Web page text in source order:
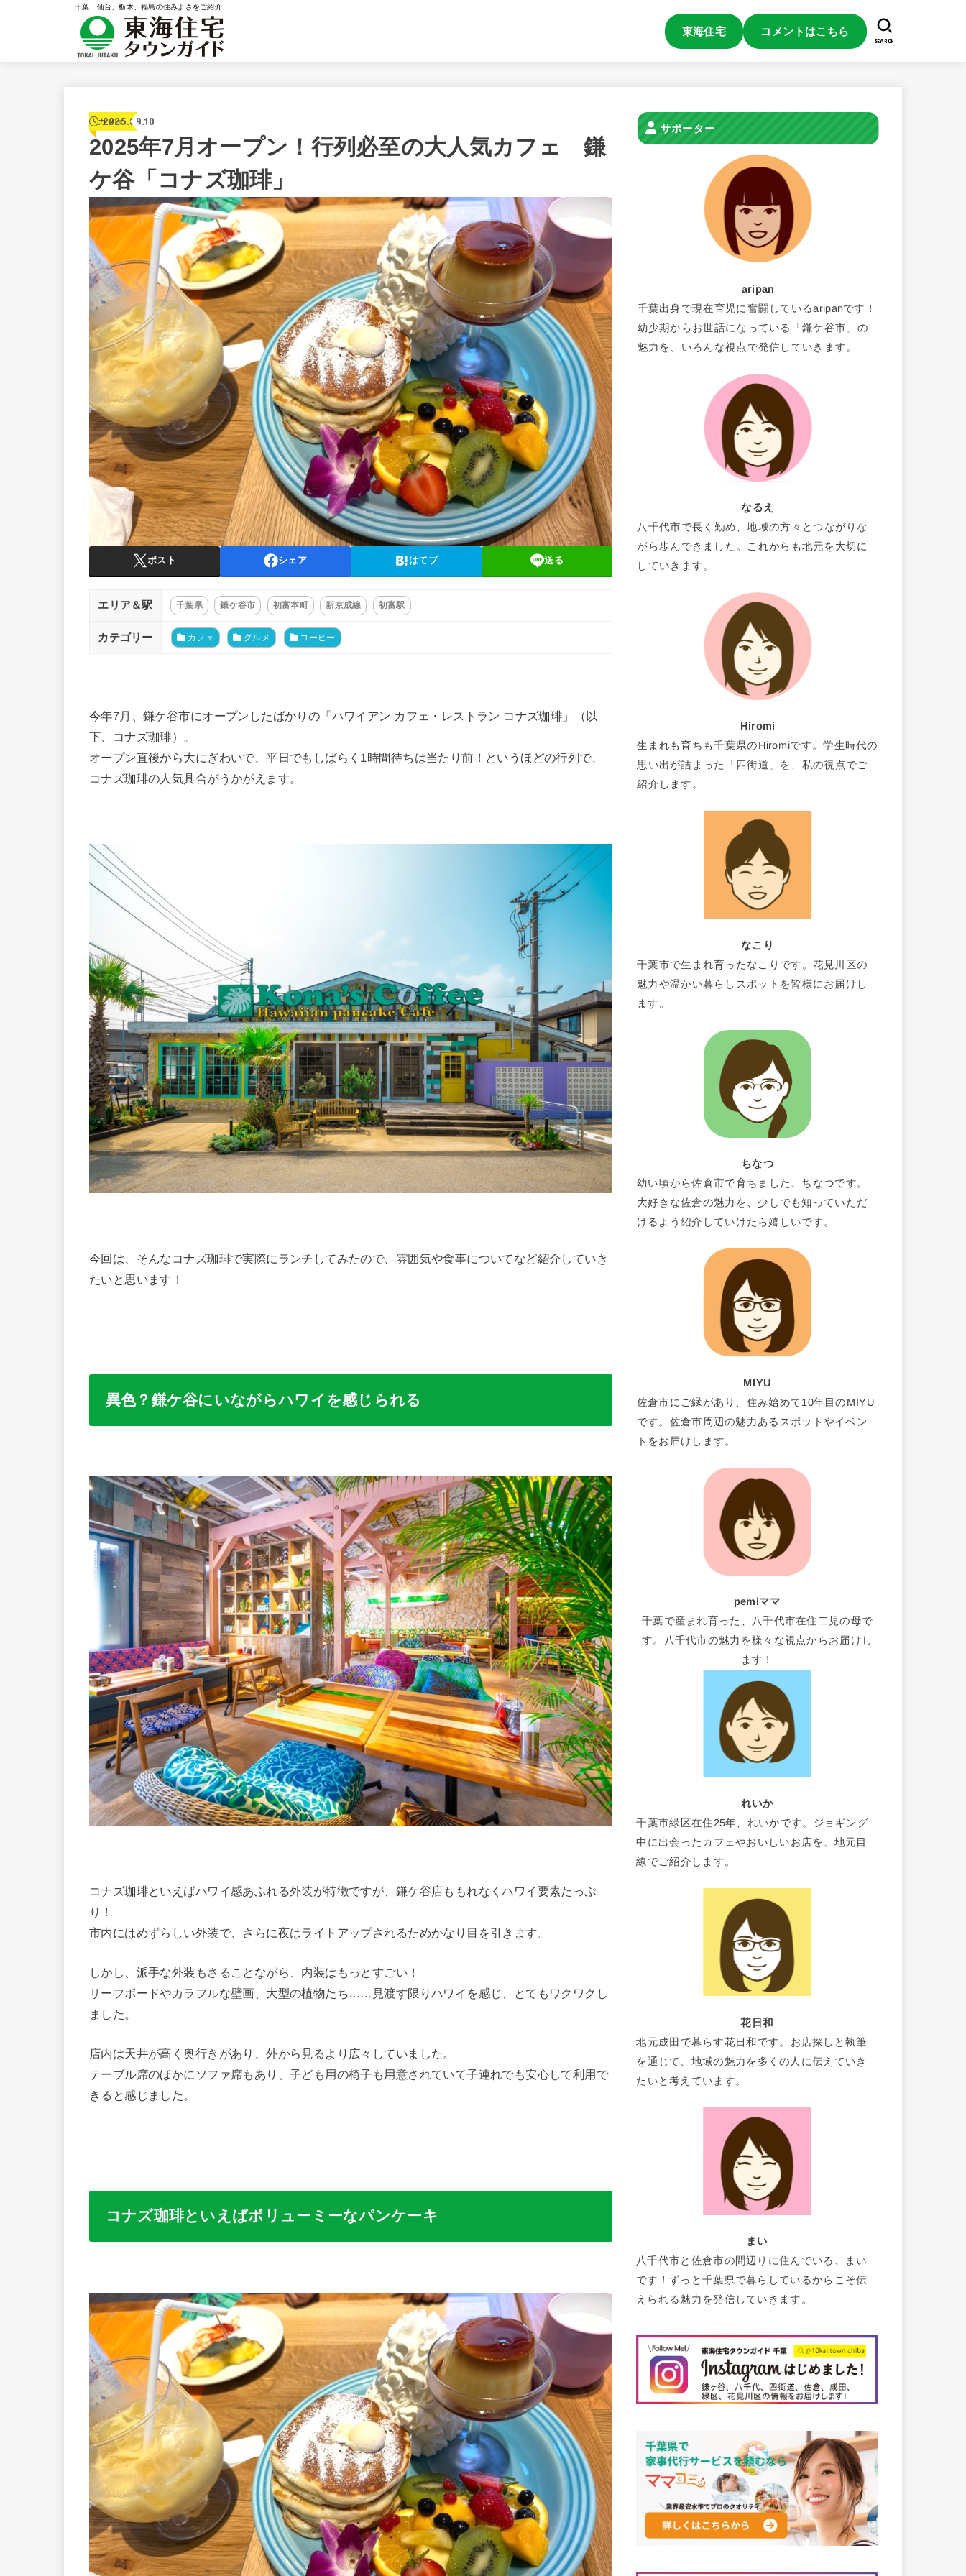
千葉、仙台、栃木、福島の住みよさをご紹介
東海住宅 コメントはこちら
SEARCH
カフェ
2025.09.10
2025年7月オープン！行列必至の大人気カフェ 鎌
ケ谷「コナズ珈琲」
ポスト シェア はてブ 送る
エリア＆駅 千葉県 鎌ケ谷市 初富本町 新京成線 初富駅
カテゴリー カフェ グルメ コーヒー
今年7月、鎌ケ谷市にオープンしたばかりの「ハワイアン カフェ・レストラン コナズ珈琲」（以
下、コナズ珈琲）。
オープン直後から大にぎわいで、平日でもしばらく1時間待ちは当たり前！というほどの行列で、
コナズ珈琲の人気具合がうかがえます。
今回は、そんなコナズ珈琲で実際にランチしてみたので、雰囲気や食事についてなど紹介していき
たいと思います！
異色？鎌ケ谷にいながらハワイを感じられる
コナズ珈琲といえばハワイ感あふれる外装が特徴ですが、鎌ケ谷店ももれなくハワイ要素たっぷ
り！
市内にはめずらしい外装で、さらに夜はライトアップされるためかなり目を引きます。
しかし、派手な外装もさることながら、内装はもっとすごい！
サーフボードやカラフルな壁画、大型の植物たち……見渡す限りハワイを感じ、とてもワクワクし
ました。
店内は天井が高く奥行きがあり、外から見るより広々していました。
テーブル席のほかにソファ席もあり、子ども用の椅子も用意されていて子連れでも安心して利用で
きると感じました。
コナズ珈琲といえばボリューミーなパンケーキ
サポーター
aripan
千葉出身で現在育児に奮闘しているaripanです！
幼少期からお世話になっている「鎌ケ谷市」の
魅力を、いろんな視点で発信していきます。
なるえ
八千代市で長く勤め、地域の方々とつながりな
がら歩んできました。これからも地元を大切に
していきます。
Hiromi
生まれも育ちも千葉県のHiromiです。学生時代の
思い出が詰まった「四街道」を、私の視点でご
紹介します。
なこり
千葉市で生まれ育ったなこりです。花見川区の
魅力や温かい暮らしスポットを皆様にお届けし
ます。
ちなつ
幼い頃から佐倉市で育ちました、ちなつです。
大好きな佐倉の魅力を、少しでも知っていただ
けるよう紹介していけたら嬉しいです。
MIYU
佐倉市にご縁があり、住み始めて10年目のMIYU
です。佐倉市周辺の魅力あるスポットやイベン
トをお届けします。
pemiママ
千葉で産まれ育った、八千代市在住二児の母で
す。八千代市の魅力を様々な視点からお届けし
ます！
れいか
千葉市緑区在住25年、れいかです。ジョギング
中に出会ったカフェやおいしいお店を、地元目
線でご紹介します。
花日和
地元成田で暮らす花日和です。お店探しと執筆
を通じて、地域の魅力を多くの人に伝えていき
たいと考えています。
まい
八千代市と佐倉市の間辺りに住んでいる、まい
です！ずっと千葉県で暮らしているからこそ伝
えられる魅力を発信していきます。